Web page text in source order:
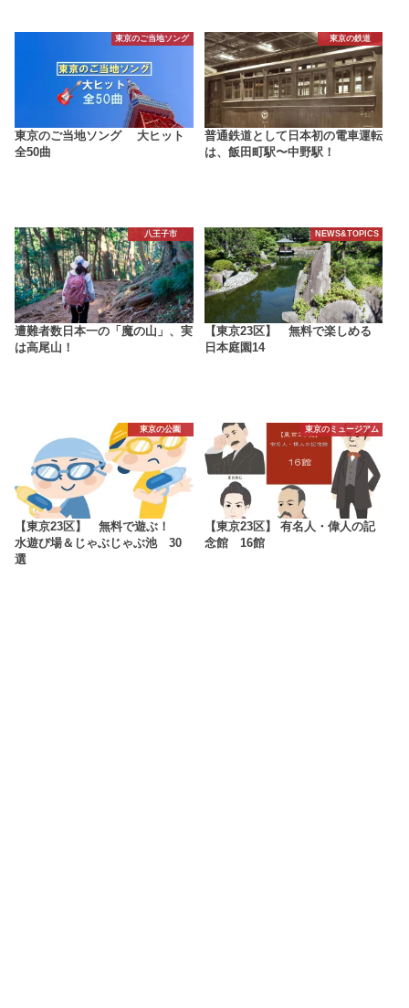
東京のご当地ソング
東京のご当地ソング 大ヒット
全50曲
東京の鉄道
普通鉄道として日本初の電車運転
は、飯田町駅〜中野駅！
八王子市
遭難者数日本一の「魔の山」、実
は高尾山！
NEWS&TOPICS
【東京23区】 無料で楽しめる
日本庭園14
東京の公園
【東京23区】 無料で遊ぶ！
水遊び場＆じゃぶじゃぶ池 30
選
東京のミュージアム
【東京23区】 有名人・偉人の記
念館 16館